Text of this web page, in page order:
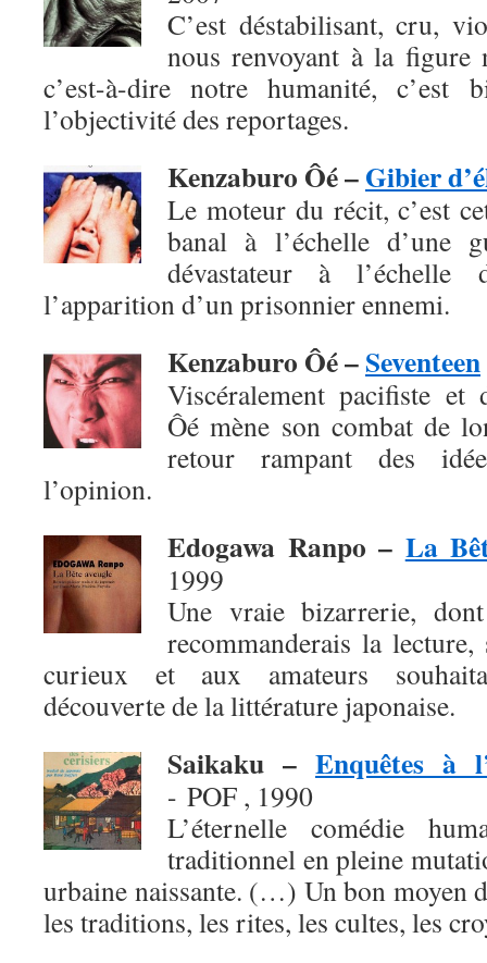
C’est déstabilisant, cru,
nous renvoyant à la figure
c’est-à-dire notre humanité, c’est
l’objectivité des reportages.
Kenzaburo Ôé –Gibier
Le moteur du récit, c’est
banal à l’échelle d’une
dévastateur à
l’apparition d’un prisonnier ennemi.
Kenzaburo Ôé –Seventeen
Viscéralement pacifiste et
Ôé mène son combat de
retour rampant des
l’opinion.
Edogawa Ranpo – La
1999
Une vraie bizarrerie,
recommanderais la
curieux et aux amateurs
découverte de la littérature japonaise.
Saikaku – Enquêtes à
- POF , 1990
L’éternelle comédie
traditionnel en pleine
urbaine naissante. (…) Un bon moyen
les traditions, les rites, les cultes, les